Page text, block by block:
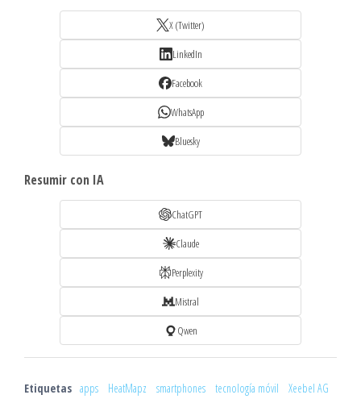
X (Twitter)
LinkedIn
Facebook
WhatsApp
Bluesky
Resumir con IA
ChatGPT
Claude
Perplexity
Mistral
Qwen
Etiquetas apps HeatMapz smartphones tecnología móvil Xeebel AG